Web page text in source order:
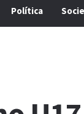
Política